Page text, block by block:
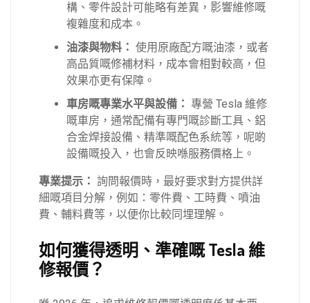
構、零件設計可能略有差異，影響維修嘅
複雜度和成本。
油漆與物料： 使用原廠配方嘅油漆，或者
高品質嘅修補材料，成本會相對較高，但
效果亦更有保障。
車房嘅專業水平與設備： 專營 Tesla 維修
嘅車房，通常配備有專門嘅診斷工具、鋁
合金焊接設備、精準嘅配色系統等，呢啲
設備嘅投入，也會反映喺服務價格上。
專業提示： 詢問報價時，最好要求對方提供詳
細嘅項目分解，例如：零件費、工時費、噴油
費、輔料費等，以便你比較同埋理解。
如何獲得透明、準確嘅 Tesla 維
修報價？